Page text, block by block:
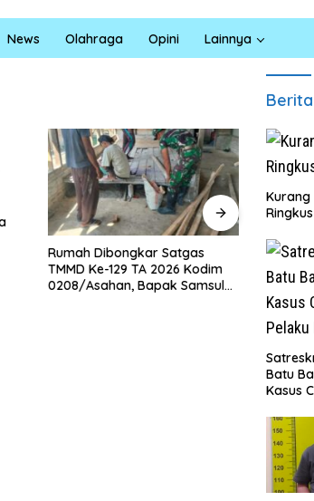
News Olahraga Opini Lainnya
Polresta Deli Serdang Bongkar
Jaringan Peredaran Sabu di
Pagar Merbau, Dua Pengedar
Kurang
Batu
Kasus